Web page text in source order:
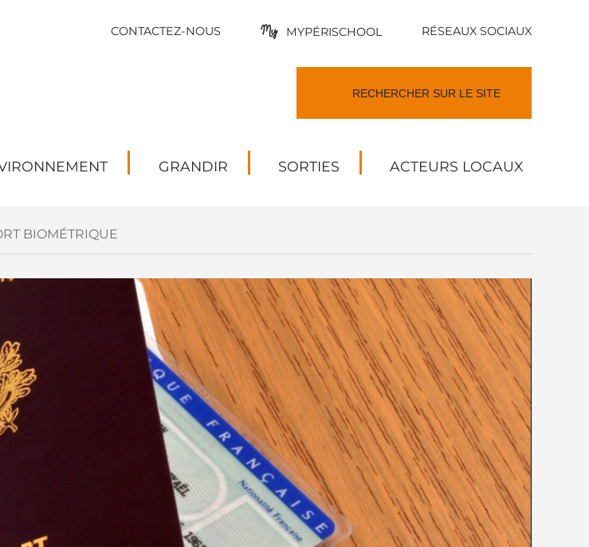
CONTACTEZ-NOUS MYPÉRISCHOOL RÉSEAUX SOCIAUX
GRANDIR SORTIES ACTEURS LOCAUX
BIOMÉTRIQUE